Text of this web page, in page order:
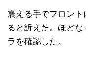
震える手でフロン
ると訴えた。ほど
ラを確認した。